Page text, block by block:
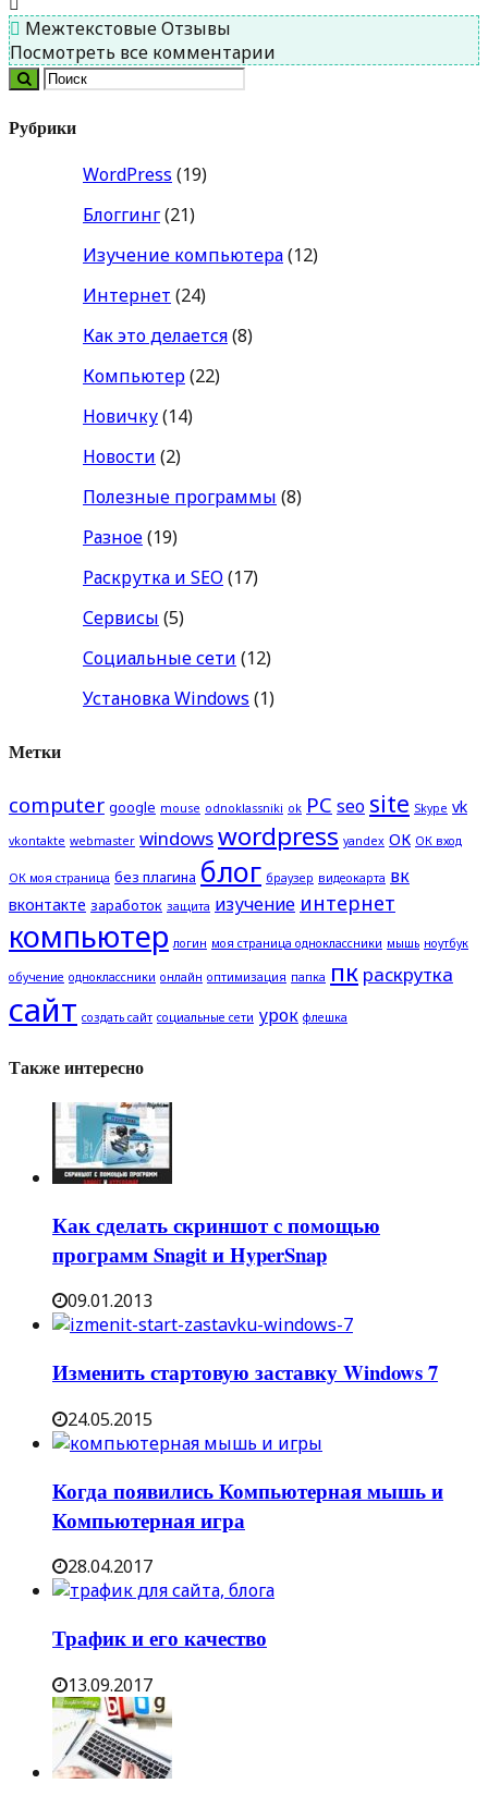
Межтекстовые Отзывы
Посмотреть все комментарии
Рубрики
WordPress (19)
Блоггинг(21)
Изучение компьютера(12)
Интернет (24)
Как это делается(8)
Компьютер(22)
Новичку(14)
Новости (2)
Полезные программы (8)
Разное(19)
Раскрутка и SEO (17)
Сервисы (5)
Социальные сети (12)
Установка Windows (1)
Метки
computer google mouse odnoklassniki ok PC seo site Skype vk
vkontakte webmaster windowswordpress yandex ОК ОК вход
ОК моя страница без плагина блог браузер видеокарта вк
вконтакте заработок защита изучение интернет
компьютер логин моя страница одноклассники мышь ноутбук
обучение одноклассники онлайн оптимизация папка пк раскрутка
сайт создать сайт социальные сети урок флешка
Также интересно
Как сделать скриншот с помощью
программ Snagit и HyperSnap
09.01.2013
Изменить стартовую заставку Windows 7
24.05.2015
Когда появились Компьютерная мышь и
Компьютерная игра
28.04.2017
Трафик и его качество
13.09.2017